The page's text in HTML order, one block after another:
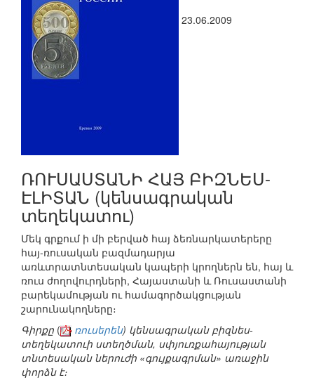
23.06.2009
ՌՈՒՍԱՍՏԱՆԻ ՀԱՅ ԲԻԶՆԵՍ-
ԷԼԻՏԱՆ (կենսագրական
տեղեկատու)
Մեկ գրքում ի մի բերված հայ ձեռնարկատերերը
հայ-ռուսական բազմադարյա
առևտրատնտեսական կապերի կրողներն են, հայ և
ռուս ժողովուրդների, Հայաստանի և Ռուսաստանի
բարեկամության ու համագործակցության
շարունակողները։
Գիրքը ( ռուսերեն) կենսագրական բիզնես-
տեղեկատուի ստեղծման, սփյուռքահայության
տնտեսական ներուժի «գույքագրման» առաջին
փորձն է։